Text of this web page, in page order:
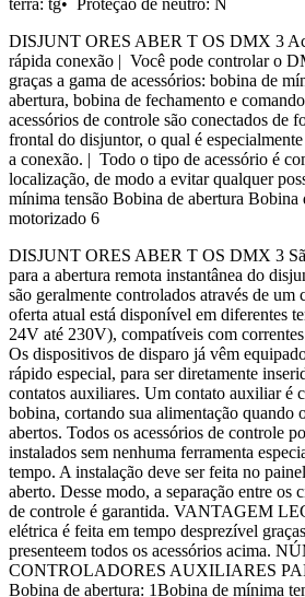
terra: tg• Proteção de neutro: N
DISJUNT ORES ABER T OS DMX 3
rápida conexão | Você pode controlar o
graças a gama de acessórios: bobina de
abertura, bobina de fechamento e
acessórios de controle são conectados de
frontal do disjuntor, o qual é
a conexão. | Todo o tipo de acessório é
localização, de modo a evitar qualquer
mínima tensão Bobina de abertura Bobina
motorizado 6
DISJUNT ORES ABER T OS DMX 3
para a abertura remota instantânea do
são geralmente controlados através de
oferta atual está disponível em diferentes
24V até 230V), compatíveis com
Os dispositivos de disparo já vêm
rápido especial, para ser diretamente
contatos auxiliares. Um contato auxiliar é
bobina, cortando sua alimentação quando
abertos. Todos os acessórios de controle
instalados sem nenhuma ferramenta
tempo. A instalação deve ser feita no
aberto. Desse modo, a separação entre os
de controle é garantida. VANTAGEM
elétrica é feita em tempo desprezível
presenteem todos os acessórios acima.
CONTROLADORES AUXILIARES
Bobina de abertura: 1Bobina de mínima